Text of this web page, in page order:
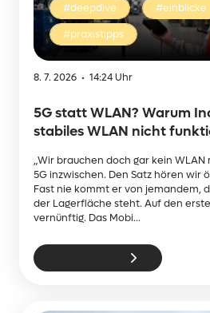
#deepdive #einblicke
#praxistipps
8. 7. 2026 • 14:24 Uhr
5G statt WLAN? Warum
stabiles WLAN nicht
„Wir brauchen doch gar kein
5G inzwischen. Den Satz hören wir
Fast nie kommt er von jemandem,
der Lagerfläche steht. Auf den
vernünftig. Das Mobi...